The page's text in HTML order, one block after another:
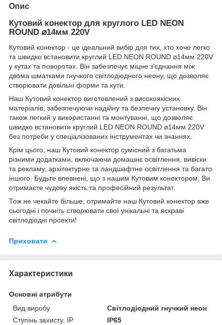
Опис
Кутовий конектор для круглого LED NEON
ROUND ⌀14мм 220V
Кутовий конектор - це ідеальний вибір для тих, хто хоче легко
та швидко встановити круглий LED NEON ROUND ⌀14мм 220V
у кутах та поворотах. Він забезпечує міцне з'єднання між
двома шматками гнучкого світлодіодного неону, що дозволяє
створювати довільні форми та кути.
Наш Кутовий конектор виготовлений з високоякісних
матеріалів, забезпечуючи надійну та безпечну установку. Він
також легкий у використанні та монтуванні, що дозволяє
швидко встановити круглий LED NEON ROUND ⌀14мм 220V
без потреби у спеціалізованих інструментах чи знаннях.
Крім цього, наш Кутовий конектор сумісний з багатьма
різними додатками, включаючи домашнє освітлення, вивіски
та рекламу, архітектурне та ландшафтне освітлення та багато
іншого. Будьте впевнені, що з нашим Кутовим конектором, Ви
отримаєте чудову якість та професійний результат.
Тож не чекайте більше, отримайте наш Кутовий конектор вже
сьогодні і почніть створювати свої унікальні та яскраві
світлодіодні проекти!
Приховати
Характеристики
Основні атрибути
Вид виробу
Світлодіодний гнучкий неон
Ступінь захисту, IP
IP65